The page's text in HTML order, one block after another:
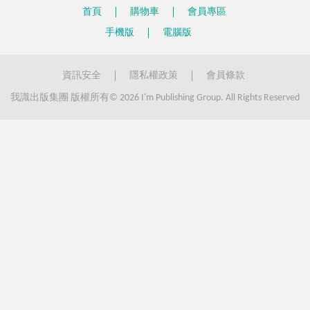
數據就會隨帳戶一併刪除。
首頁 購物車
會員專區
手機版
電腦版
資訊安全 隱私權政策 會員條款
我識出版集團 版權所有© 2026 I'm Publishing Group. All Rights Reserved